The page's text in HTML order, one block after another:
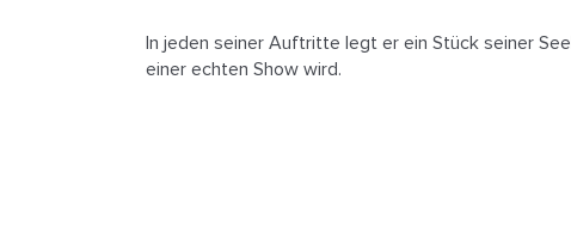
In jeden seiner Auftritte legt er ein Stück seiner
einer echten Show wird.